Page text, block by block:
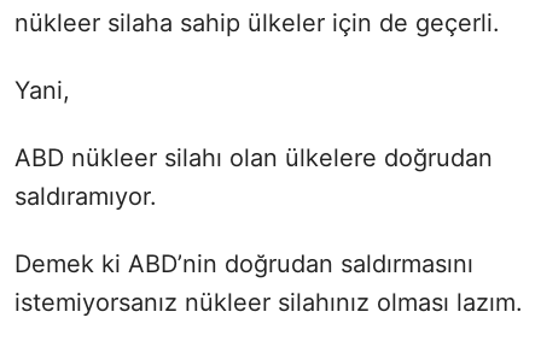
nükleer silaha sahip ülkeler için de geçerli.
Yani,
ABD nükleer silahı olan ülkelere doğrudan
saldıramıyor.
Demek ki ABD’nin doğrudan saldırmasını
istemiyorsanız nükleer silahınız olması lazım.